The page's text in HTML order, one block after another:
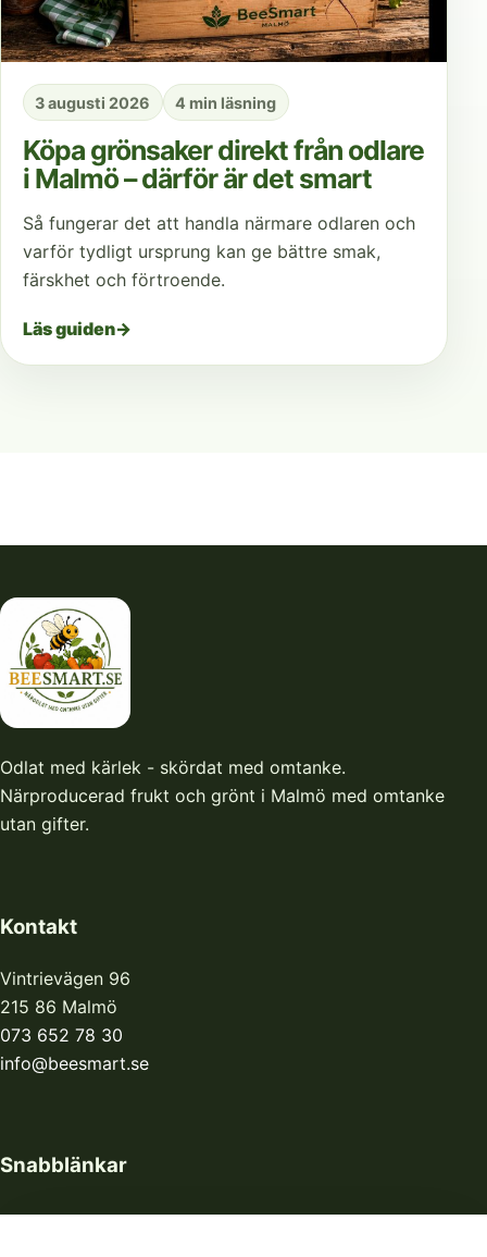
3 augusti 2026 4 min läsning
Köpa grönsaker direkt från odlare
i Malmö – därför är det smart
Så fungerar det att handla närmare odlaren och
varför tydligt ursprung kan ge bättre smak,
färskhet och förtroende.
Läs guiden→
Odlat med kärlek - skördat med omtanke.
Närproducerad frukt och grönt i Malmö med omtanke
utan gifter.
Kontakt
Vintrievägen 96
215 86 Malmö
073 652 78 30
info@beesmart.se
Snabblänkar